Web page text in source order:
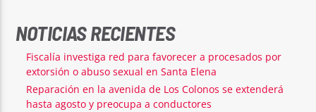
NOTICIAS RECIENTES
Fiscalía investiga red para favorecer a procesados por
extorsión o abuso sexual en Santa Elena
Reparación en la avenida de Los Colonos se extenderá
hasta agosto y preocupa a conductores